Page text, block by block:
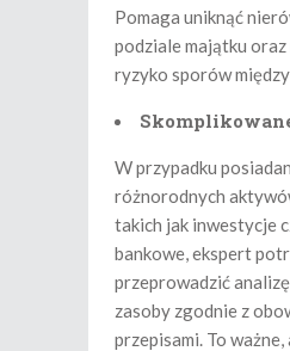
Pomaga uniknąć
podziale majątku
ryzyko sporów
W przypadku
różnorodnych
takich jak inwestycje
bankowe, ekspert
przeprowadzić
zasoby zgodnie z
przepisami. To ważne,